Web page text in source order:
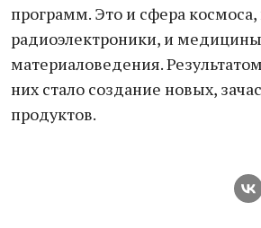
программ. Это и сфера космоса,
радиоэлектроники, и
материаловедения.
них стало создание новых,
продуктов.